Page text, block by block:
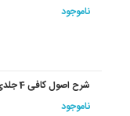
ناموجود
شرح اصول کافی 4 جلدی - محمد خواجوی
ناموجود